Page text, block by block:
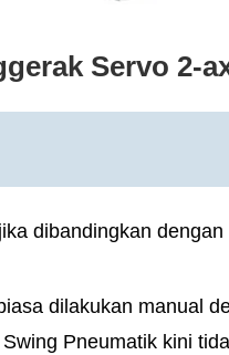
Servo 2-
dibandingkan
dilakukan manual
Pneumatik kini